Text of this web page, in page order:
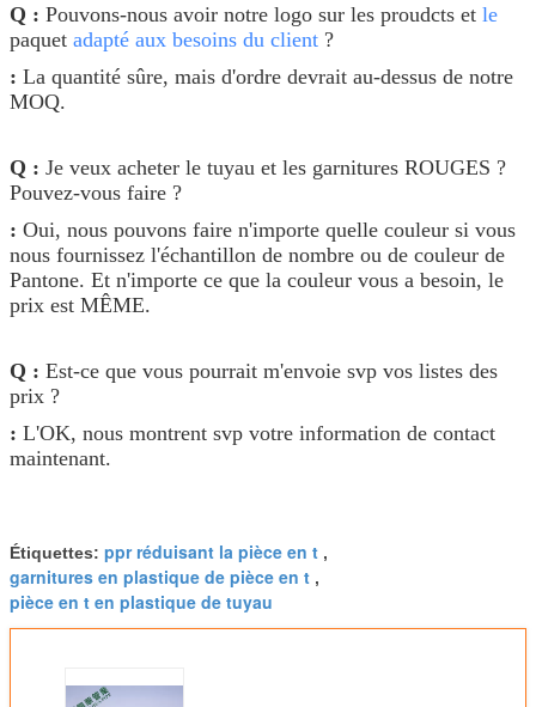
Q : Pouvons-nous avoir notre logo sur les proudcts et le
paquet adapté aux besoins du client ?
: La quantité sûre, mais d'ordre devrait au-dessus de notre
MOQ.
Q : Je veux acheter le tuyau et les garnitures ROUGES ?
Pouvez-vous faire ?
: Oui, nous pouvons faire n'importe quelle couleur si vous
nous fournissez l'échantillon de nombre ou de couleur de
Pantone. Et n'importe ce que la couleur vous a besoin, le
prix est MÊME.
Q : Est-ce que vous pourrait m'envoie svp vos listes des
prix ?
: L'OK, nous montrent svp votre information de contact
maintenant.
Étiquettes: ppr réduisant la pièce en t ,
garnitures en plastique de pièce en t ,
pièce en t en plastique de tuyau